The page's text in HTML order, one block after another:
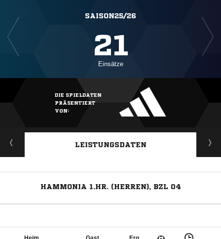
SAISON25/26
21
Einsätze
DIE SPIELDATEN
PRÄSENTIERT
VON:
LEISTUNGSDATEN
HAMMONIA 1.HR. (HERREN), BZL 04